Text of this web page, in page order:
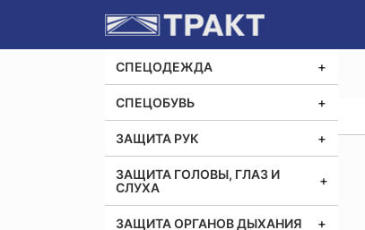
СПЕЦОДЕЖДА
СПЕЦОБУВЬ
ЗАЩИТА РУК
ЗАЩИТА ГОЛОВЫ, ГЛАЗ И
СЛУХА
ЗАЩИТА ОРГАНОВ ДЫХАНИЯ